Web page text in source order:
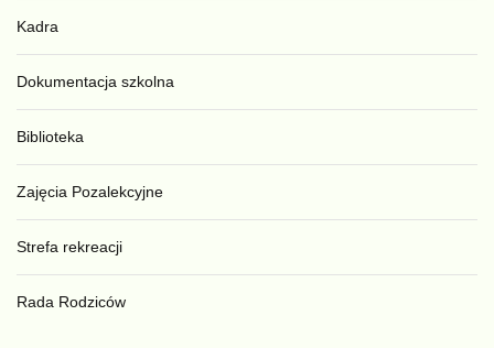
Kadra
Dokumentacja szkolna
Biblioteka
Zajęcia Pozalekcyjne
Strefa rekreacji
Rada Rodziców